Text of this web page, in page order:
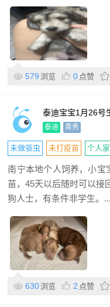
579 浏览 0 点赞
泰迪宝宝1月26号
泰迪 青秀
未做驱虫 未打疫苗 个人
南宁本地个人饲养，小宝
苗，45天以后随时可以接
狗人士，有条件非学生。...
630浏览 2 点赞